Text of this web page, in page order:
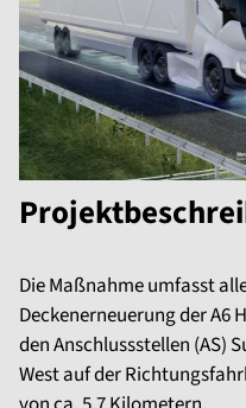
Die Maßnahme umfasst
Deckenerneuerung der A6
den Anschlussstellen (AS)
West auf der